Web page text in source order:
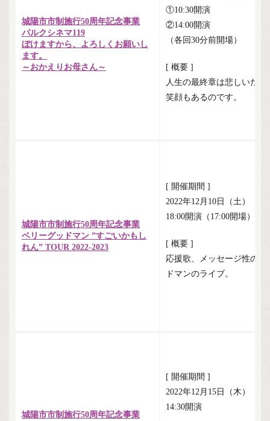
城陽市市制施行50周年記念事業
パルクシネマ119
ぼけますから、よろしくお願いし
ます。
～おかえりお母さん～
①10:30開演
②14:00開演
（各回30分前開場）
[ 概要 ]
人生の最終章は悲しいだ
笑顔もあるのです。
城陽市市制施行50周年記念事業
ベリーグッドマン ”すごいかもし
れん” TOUR 2022-2023
[ 開催期間 ]
2022年12月10日（土）
18:00開演（17:00開場）
[ 概要 ]
応援歌、メッセージ性の
ドマンのライブ。
城陽市市制施行50周年記念事業
[ 開催期間 ]
2022年12月15日（木）
14:30開演